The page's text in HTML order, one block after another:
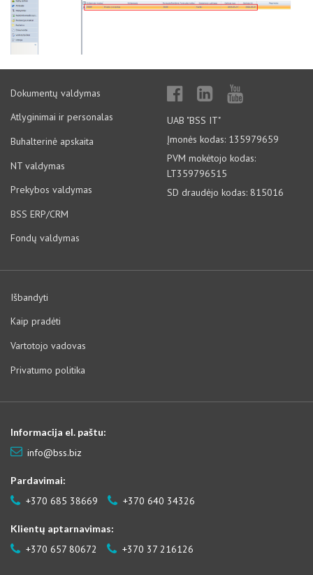
Dokumentų valdymas
Atlyginimai ir personalas
Buhalterinė apskaita
NT valdymas
Prekybos valdymas
BSS ERP/CRM
Fondų valdymas
UAB "BSS IT"
Įmonės kodas: 135979659
PVM mokėtojo kodas:
LT359796515
SD draudėjo kodas: 815016
Išbandyti
Kaip pradėti
Vartotojo vadovas
Privatumo politika
Informacija el. paštu:
info@bss.biz
Pardavimai:
+370 685 38669 +370 640 34326
Klientų aptarnavimas:
+370 657 80672 +370 37 216126